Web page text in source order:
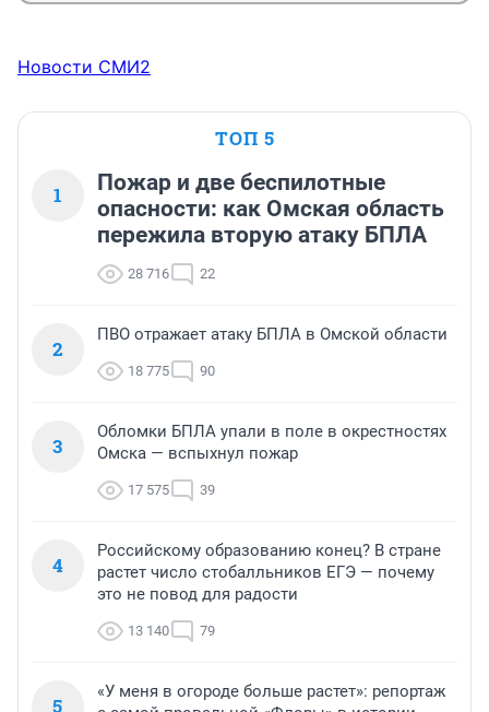
Новости СМИ2
ТОП 5
1
Пожар и две беспилотные
опасности: как Омская область
пережила вторую атаку БПЛА
28 716 22
2
ПВО отражает атаку БПЛА в Омской области
18 775 90
3
Обломки БПЛА упали в поле в окрестностях
Омска — вспыхнул пожар
17 575 39
4
Российскому образованию конец? В стране
растет число стобалльников ЕГЭ — почему
это не повод для радости
13 140 79
5
«У меня в огороде больше растет»: репортаж